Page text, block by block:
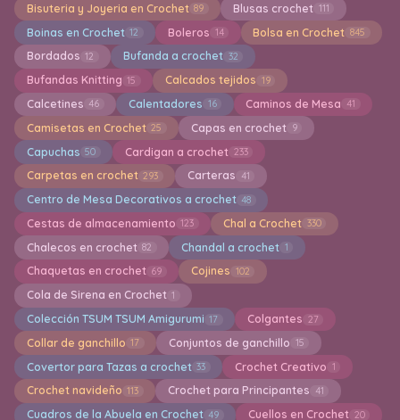
Bisuteria y Joyeria en Crochet 89 Blusas crochet 111
Boinas en Crochet 12 Boleros 14 Bolsa en Crochet 845
Bordados 12 Bufanda a crochet 32
Bufandas Knitting 15 Calcados tejidos 19
Calcetines 46 Calentadores 16 Caminos de Mesa 41
Camisetas en Crochet 25 Capas en crochet 9
Capuchas 50 Cardigan a crochet 233
Carpetas en crochet 293 Carteras 41
Centro de Mesa Decorativos a crochet 48
Cestas de almacenamiento 123 Chal a Crochet 330
Chalecos en crochet 82 Chandal a crochet 1
Chaquetas en crochet 69 Cojines 102
Cola de Sirena en Crochet 1
Colección TSUM TSUM Amigurumi 17 Colgantes 27
Collar de ganchillo 17 Conjuntos de ganchillo 15
Covertor para Tazas a crochet 33 Crochet Creativo 1
Crochet navideño 113 Crochet para Principantes 41
Cuadros de la Abuela en Crochet 49 Cuellos en Crochet 20